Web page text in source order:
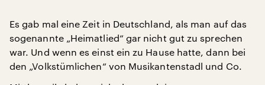
Es gab mal eine Zeit in Deutschland, als man auf das
sogenannte „Heimatlied“ gar nicht gut zu sprechen
war. Und wenn es einst ein zu Hause hatte, dann bei
den „Volkstümlichen“ von Musikantenstadl und Co.